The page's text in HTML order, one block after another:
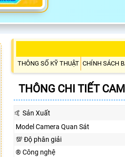
THÔNG SỐ KỸ THUẬT CHÍNH SÁCH
THÔNG CHI TIẾT
🤙 Sản Xuất
Model Camera Quan Sát
💯 Độ phân giải
®️ Công nghệ